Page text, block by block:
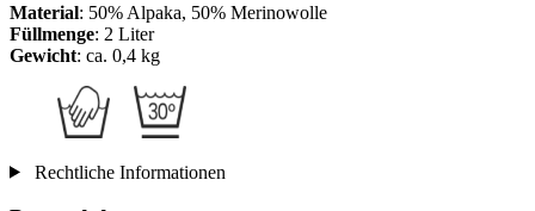
Material: 50% Alpaka, 50% Merinowolle
Füllmenge: 2 Liter
Gewicht: ca. 0,4 kg
Rechtliche Informationen